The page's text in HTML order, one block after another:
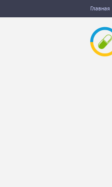
Главная